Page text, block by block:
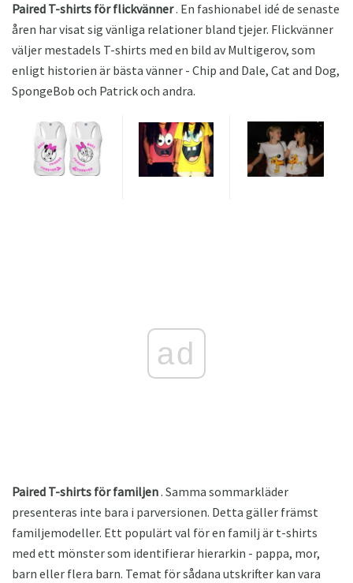
Paired T-shirts för flickvänner. En fashionabel idé de senaste
åren har visat sig vänliga relationer bland tjejer. Flickvänner
väljer mestadels T-shirts med en bild av Multigerov, som
enligt historien är bästa vänner - Chip and Dale, Cat and Dog,
SpongeBob och Patrick och andra.
ad
Paired T-shirts för familjen. Samma sommarkläder
presenteras inte bara i parversionen. Detta gäller främst
familjemodeller. Ett populärt val för en familj är t-shirts
med ett mönster som identifierar hierarkin - pappa, mor,
barn eller flera barn. Temat för sådana utskrifter kan vara